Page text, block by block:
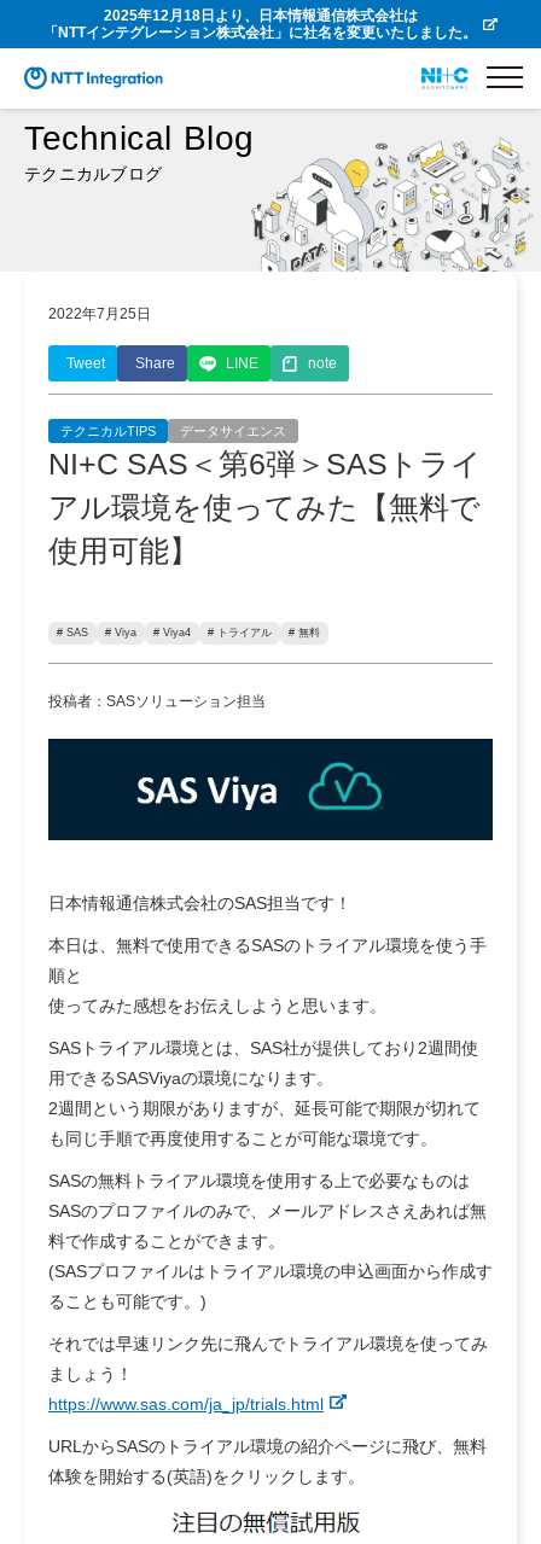
2025年12月18日より、日本情報通信株式会社は
「NTTインテグレーション株式会社」に社名を変更いたしました。
Technical Blog
テクニカルブログ
2022年7月25日
Tweet Share LINE note
テクニカルTIPS データサイエンス
NI+C SAS＜第6弾＞SASトライ
アル環境を使ってみた【無料で
使用可能】
# SAS # Viya # Viya4 # トライアル # 無料
投稿者：SASソリューション担当
日本情報通信株式会社のSAS担当です！
本日は、無料で使用できるSASのトライアル環境を使う手
順と
使ってみた感想をお伝えしようと思います。
SASトライアル環境とは、SAS社が提供しており2週間使
用できるSASViyaの環境になります。
2週間という期限がありますが、延長可能で期限が切れて
も同じ手順で再度使用することが可能な環境です。
SASの無料トライアル環境を使用する上で必要なものは
SASのプロファイルのみで、メールアドレスさえあれば無
料で作成することができます。
(SASプロファイルはトライアル環境の申込画面から作成す
ることも可能です。)
それでは早速リンク先に飛んでトライアル環境を使ってみ
ましょう！
https://www.sas.com/ja_jp/trials.html
URLからSASのトライアル環境の紹介ページに飛び、無料
体験を開始する(英語)をクリックします。